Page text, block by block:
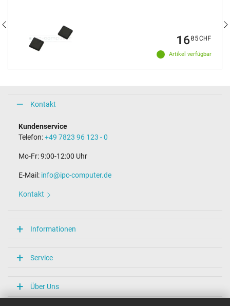
Artikel verfügbar
1605CHF
Kontakt
Kundenservice
Telefon:+49 7823 96 123 - 0
Mo-Fr: 9:00-12:00 Uhr
E-Mail: info@ipc-computer.de
Kontakt
Informationen
Service
Über Uns